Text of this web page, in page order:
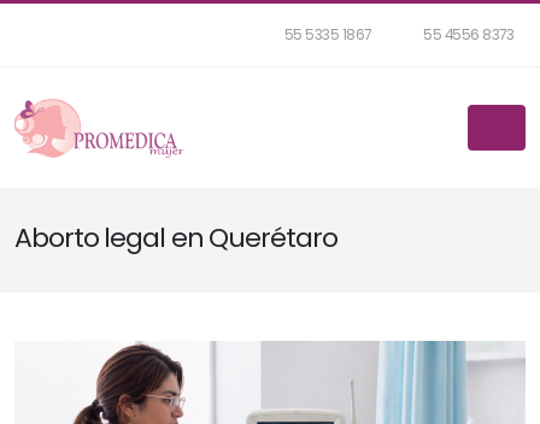
55 5335 1867 55 4556 8373
Aborto legal en Querétaro